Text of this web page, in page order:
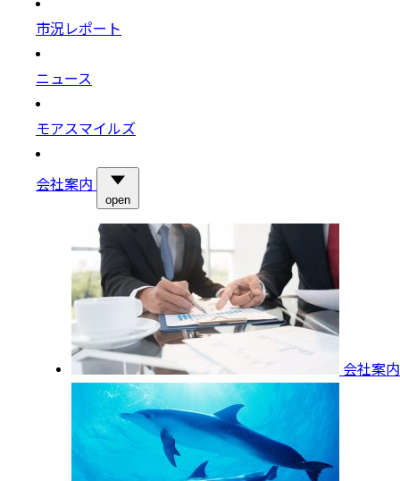
市況レポート
ニュース
モアスマイルズ
会社案内
open
会社案内